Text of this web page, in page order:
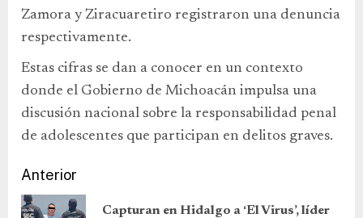
Zamora y Ziracuaretiro registraron una denuncia
respectivamente.
Estas cifras se dan a conocer en un contexto
donde el Gobierno de Michoacán impulsa una
discusión nacional sobre la responsabilidad penal
de adolescentes que participan en delitos graves.
Anterior
Capturan en Hidalgo a ‘El Virus’, líder